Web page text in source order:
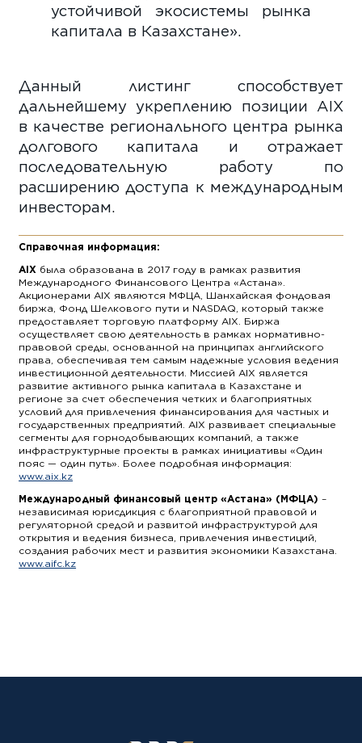
устойчивой экосистемы рынка
капитала в Казахстане».
Данный листинг способствует
дальнейшему укреплению позиции AIX
в качестве регионального центра рынка
долгового капитала и отражает
последовательную работу по
расширению доступа к международным
инвесторам.
Справочная информация:
AIX была образована в 2017 году в рамках развития
Международного Финансового Центра «Астана».
Акционерами AIX являются МФЦА, Шанхайская фондовая
биржа, Фонд Шелкового пути и NASDAQ, который также
предоставляет торговую платформу AIX. Биржа
осуществляет свою деятельность в рамках нормативно-
правовой среды, основанной на принципах английского
права, обеспечивая тем самым надежные условия ведения
инвестиционной деятельности. Миссией AIX является
развитие активного рынка капитала в Казахстане и
регионе за счет обеспечения четких и благоприятных
условий для привлечения финансирования для частных и
государственных предприятий. AIX развивает специальные
сегменты для горнодобывающих компаний, а также
инфраструктурные проекты в рамках инициативы «Один
пояс — один путь». Более подробная информация:
www.aix.kz
Международный финансовый центр «Астана» (МФЦА) –
независимая юрисдикция с благоприятной правовой и
регуляторной средой и развитой инфраструктурой для
открытия и ведения бизнеса, привлечения инвестиций,
создания рабочих мест и развития экономики Казахстана.
www.aifc.kz